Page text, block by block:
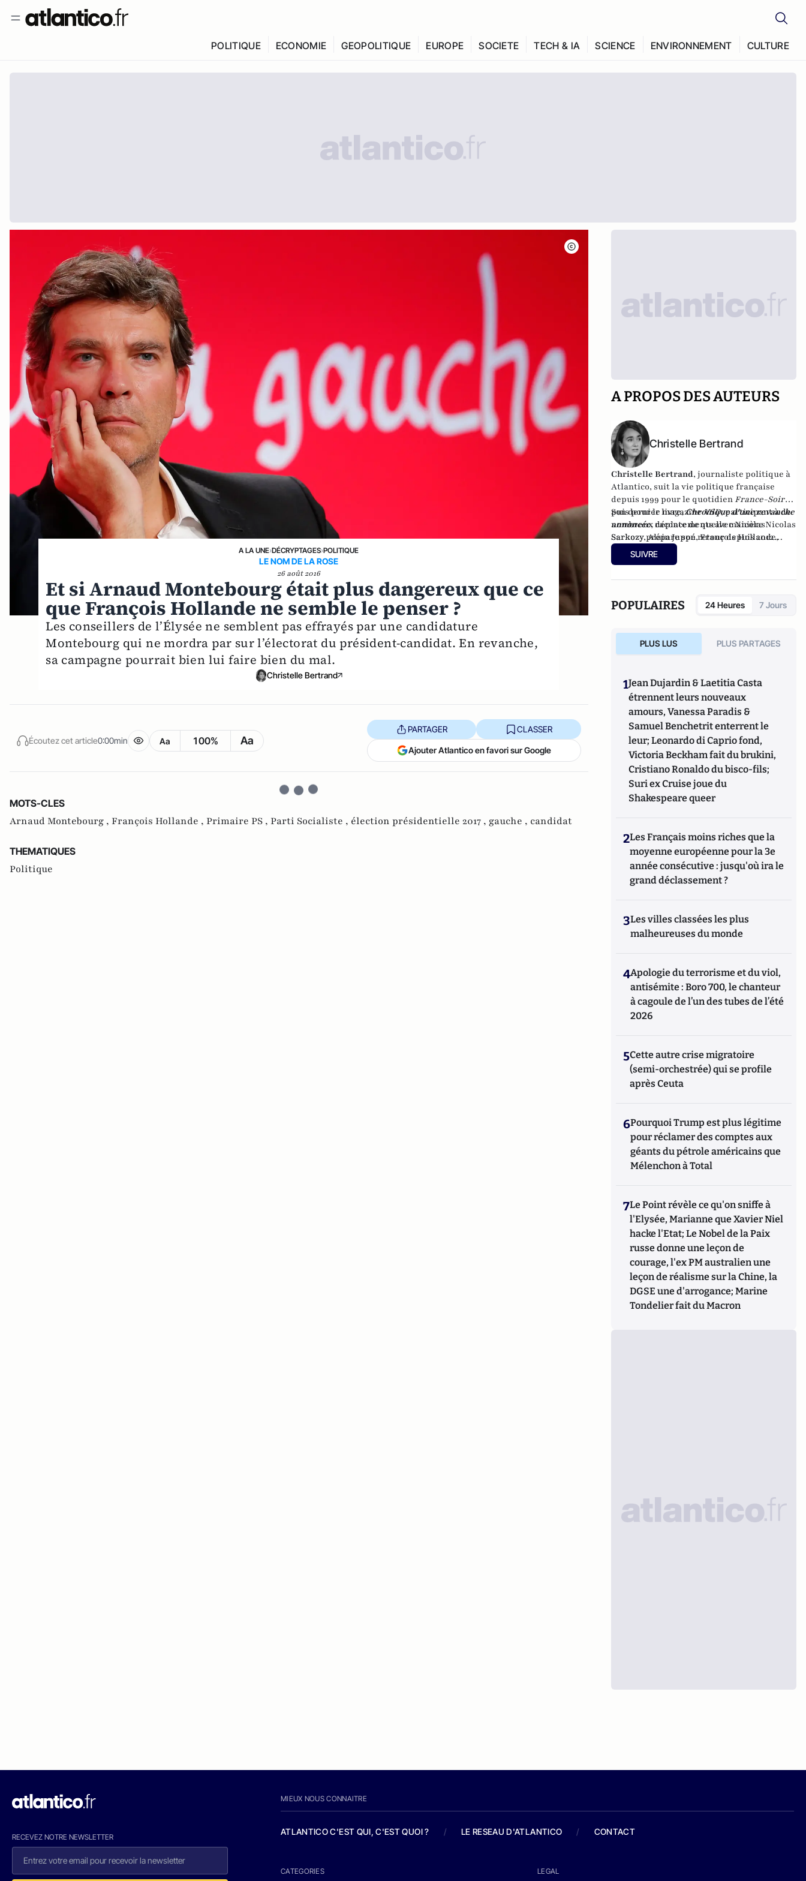
POLITIQUE ECONOMIE GEOPOLITIQUE EUROPE SOCIETE TECH & IA SCIENCE ENVIRONNEMENT CULTURE
A LA UNE›DÉCRYPTAGES›POLITIQUE
LE NOM DE LA ROSE
26 août 2016
Et si Arnaud Montebourg était plus dangereux que ce
que François Hollande ne semble le penser ?
Les conseillers de l’Élysée ne semblent pas effrayés par une candidature
Montebourg qui ne mordra par sur l’électorat du président-candidat. En revanche,
sa campagne pourrait bien lui faire bien du mal.
Christelle Bertrand
Écoutez cet article0:00min Aa 100% Aa
PARTAGER CLASSER
Ajouter Atlantico en favori sur Google
MOTS-CLES
Arnaud Montebourg , François Hollande , Primaire PS , Parti Socialiste , élection présidentielle 2017 , gauche , candidat
THEMATIQUES
Politique
A PROPOS DES AUTEURS
Christelle Bertrand
Christelle Bertrand, journaliste politique à
Atlantico, suit la vie politique française
depuis 1999 pour le quotidien France-Soir,
puis pour le magazineVSD, participant à de
nombreux déplacements avec Nicolas
Sarkozy, Alain Juppé, François Hollande,
François Bayrou ou encore Ségolène Royal.
Son dernier livre,Chronique d'une revanche
annoncée,raconte de quelle manière Nicolas
Sarkozy prépare son retour depuis 2012
(Editions Du Moment, 2014).
SUIVRE
POPULAIRES 24 Heures 7 Jours
PLUS LUS PLUS PARTAGES
1Jean Dujardin & Laetitia Casta
étrennent leurs nouveaux
amours, Vanessa Paradis &
Samuel Benchetrit enterrent le
leur; Leonardo di Caprio fond,
Victoria Beckham fait du brukini,
Cristiano Ronaldo du bisco-fils;
Suri ex Cruise joue du
Shakespeare queer
2Les Français moins riches que la
moyenne européenne pour la 3e
année consécutive : jusqu'où ira le
grand déclassement ?
3Les villes classées les plus
malheureuses du monde
4Apologie du terrorisme et du viol,
antisémite : Boro 700, le chanteur
à cagoule de l’un des tubes de l’été
2026
5Cette autre crise migratoire
(semi-orchestrée) qui se profile
après Ceuta
6Pourquoi Trump est plus légitime
pour réclamer des comptes aux
géants du pétrole américains que
Mélenchon à Total
7Le Point révèle ce qu'on sniffe à
l'Elysée, Marianne que Xavier Niel
hacke l'Etat; Le Nobel de la Paix
russe donne une leçon de
courage, l'ex PM australien une
leçon de réalisme sur la Chine, la
DGSE une d'arrogance; Marine
Tondelier fait du Macron
RECEVEZ NOTRE NEWSLETTER
MIEUX NOUS CONNAITRE
ATLANTICO C'EST QUI, C'EST QUOI ? / LE RESEAU D'ATLANTICO / CONTACT
CATEGORIES LEGAL